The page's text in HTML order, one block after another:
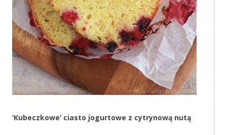
‘Kubeczkowe’ ciasto jogurtowe z cytrynową nutą